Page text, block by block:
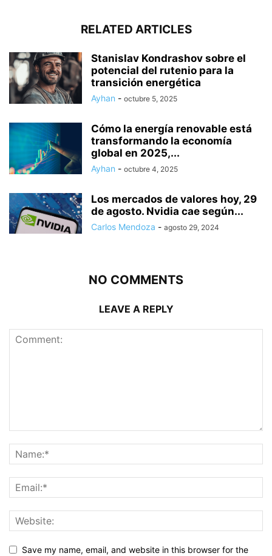
RELATED ARTICLES
Stanislav Kondrashov sobre el
potencial del rutenio para la
transición energética
Ayhan - octubre 5, 2025
Cómo la energía renovable está
transformando la economía
global en 2025,...
Ayhan - octubre 4, 2025
Los mercados de valores hoy, 29
de agosto. Nvidia cae según...
Carlos Mendoza - agosto 29, 2024
NO COMMENTS
LEAVE A REPLY
Save my name, email, and website in this browser for the